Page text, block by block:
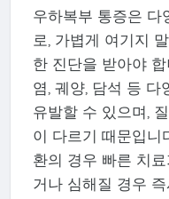
우하복부 통증은 다
로, 가볍게 여기지
한 진단을 받아야
염, 궤양, 담석 등 다
유발할 수 있으며,
이 다르기 때문입니
환의 경우 빠른 치
거나 심해질 경우